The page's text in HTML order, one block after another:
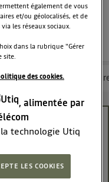
Consultez la
également de vous
et/ou géolocalisés, et de
les réseaux sociaux.
dans la rubrique "Gérer
site.
des cookies.
, alimentée par
technologie Utiq
et liées à votre
LES COOKIES